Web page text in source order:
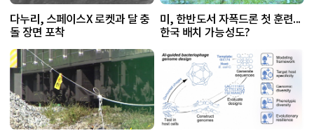
다누리, 스페이스X 로켓과 달 충
돌 장면 포착
미, 한반도서 자폭드론 첫 훈련...
한국 배치 가능성도?